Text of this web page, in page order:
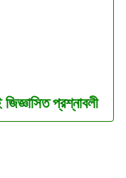
প্রশ্নাবলী